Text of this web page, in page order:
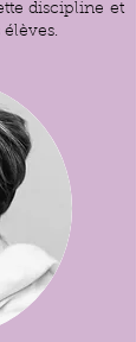
discipline et